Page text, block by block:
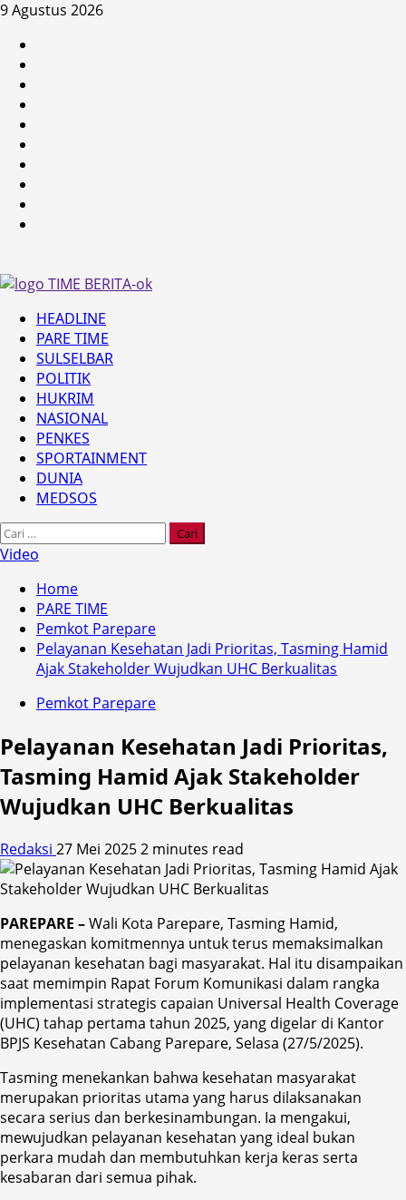
Skip
content
9 Agustus 2026
Primary
Menu
HEADLINE
PARE TIME
SULSELBAR
POLITIK
HUKRIM
NASIONAL
PENKES
SPORTAINMENT
DUNIA
MEDSOS
Cari
untuk:
Video
Home
PARE TIME
Pemkot Parepare
Pelayanan Kesehatan Jadi Prioritas, Tasming Hamid
Ajak Stakeholder Wujudkan UHC Berkualitas
Pemkot Parepare
Pelayanan Kesehatan Jadi Prioritas,
Tasming Hamid Ajak Stakeholder
Wujudkan UHC Berkualitas
Redaksi 27 Mei 20252 minutes read
PAREPARE –Wali Kota Parepare, Tasming Hamid,
menegaskan komitmennya untuk terus memaksimalkan
pelayanan kesehatan bagi masyarakat. Hal itu disampaikan
saat memimpin Rapat Forum Komunikasi dalam rangka
implementasi strategis capaian Universal Health Coverage
(UHC) tahap pertama tahun 2025, yang digelar di Kantor
BPJS Kesehatan Cabang Parepare, Selasa (27/5/2025).
Tasming menekankan bahwa kesehatan masyarakat
merupakan prioritas utama yang harus dilaksanakan
secara serius dan berkesinambungan. Ia mengakui,
mewujudkan pelayanan kesehatan yang ideal bukan
perkara mudah dan membutuhkan kerja keras serta
kesabaran dari semua pihak.